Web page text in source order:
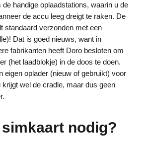
handige oplaadstations, waarin u de
de accu leeg dreigt te raken. De
standaard verzonden met een
Dat is goed nieuws, want in
fabrikanten heeft Doro besloten om
(het laadblokje) in de doos te doen.
eigen oplader (nieuw of gebruikt) voor
krijgt wel de cradle, maar dus geen
nodig?